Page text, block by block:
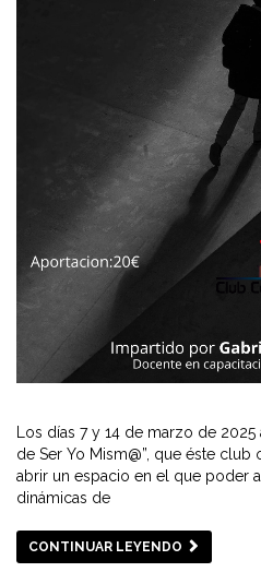
Los días 7 y 14 de marzo de 2025
de Ser Yo Mism@”, que éste
abrir un espacio en el que poder
dinámicas de
CONTINUAR LEYENDO